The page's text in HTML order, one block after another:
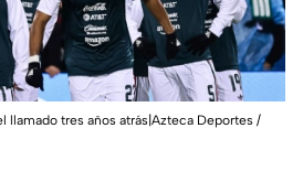
llamado tres años atrás|Azteca Deportes /